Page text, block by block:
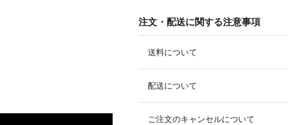
注文・配送に関する注意事項
送料について
配送について
ご注文のキャンセルについて